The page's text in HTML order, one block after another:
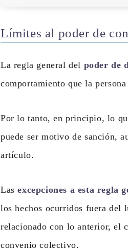
Límites al poder de
La regla general del poder de
comportamiento que la
Por lo tanto, en principio, lo
puede ser motivo de sanción,
artículo.
Lasexcepciones a esta regla
los hechos ocurridos fuera del
relacionado con lo anterior, el
convenio colectivo.